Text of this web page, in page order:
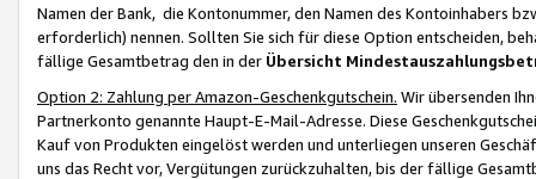
Namen der Bank, die Kontonummer, den Namen des Kontoinhabers
erforderlich) nennen. Sollten Sie sich für diese Option entscheiden,
fällige Gesamtbetrag den in der Übersicht
Option 2: Zahlung per Amazon-Geschenkgutschein. Wir übersenden
Partnerkonto genannte Haupt-E-Mail-Adresse. Diese
Kauf von Produkten eingelöst werden und unterliegen unseren
uns das Recht vor, Vergütungen zurückzuhalten, bis der fällige